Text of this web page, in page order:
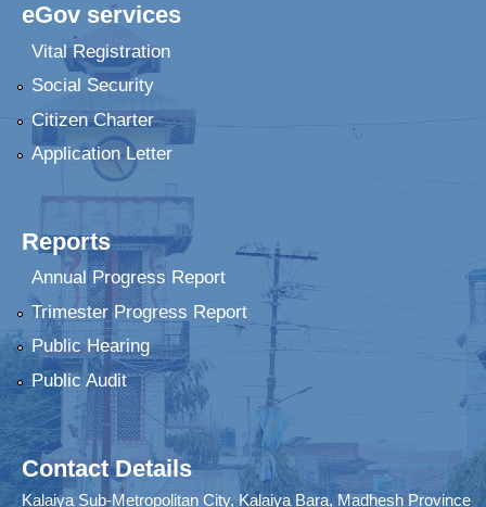
eGov services
Vital Registration
Social Security
Citizen Charter
Application Letter
Reports
Annual Progress Report
Trimester Progress Report
Public Hearing
Public Audit
Contact Details
Kalaiya Sub-Metropolitan City, Kalaiya Bara, Madhesh Province